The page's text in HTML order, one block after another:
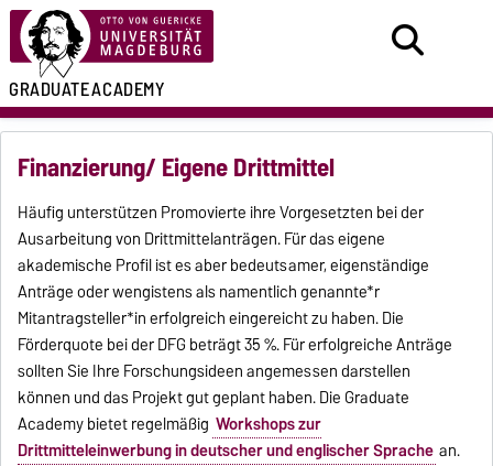
GRADUATEACADEMY
Finanzierung/ Eigene Drittmittel
Häufig unterstützen Promovierte ihre Vorgesetzten bei der
Ausarbeitung von Drittmittelanträgen. Für das eigene
akademische Profil ist es aber bedeutsamer, eigenständige
Anträge oder wengistens als namentlich genannte*r
Mitantragsteller*in erfolgreich eingereicht zu haben. Die
Förderquote bei der DFG beträgt 35 %. Für erfolgreiche Anträge
sollten Sie Ihre Forschungsideen angemessen darstellen
können und das Projekt gut geplant haben. Die Graduate
Academy bietet regelmäßig Workshops zur
Drittmitteleinwerbung in deutscher und englischer Sprache an.